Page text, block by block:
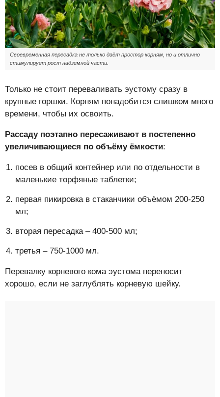
Своевременная пересадка не только даёт простор корням, но и отлично
стимулирует рост надземной части.
Только не стоит переваливать эустому сразу в
крупные горшки. Корням понадобится слишком много
времени, чтобы их освоить.
Рассаду поэтапно пересаживают в постепенно
увеличивающиеся по объёму ёмкости:
посев в общий контейнер или по отдельности в
маленькие торфяные таблетки;
первая пикировка в стаканчики объёмом 200-250
мл;
вторая пересадка – 400-500 мл;
третья – 750-1000 мл.
Перевалку корневого кома эустома переносит
хорошо, если не заглублять корневую шейку.